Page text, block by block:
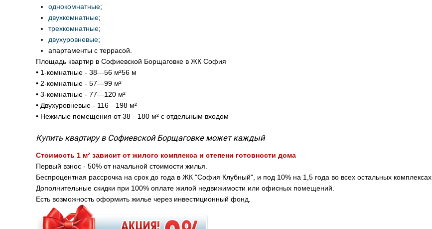
однокомнатные;
двухкомнатные;
трехкомнатные;
двухуровневые;
апартаменты с террасой.
Площадь квартир в Софиевской Борщаговке в ЖК София
• 1-комнатные - 38—56 м²56 м
• 2-комнатные - 57—99 м²
• 3-комнатные - 77—120 м²
• Двухуровневые - 116—198 м²
• Нежилые помещения от 38—180 м² с отдельным входом
Купить квартиру в Софиевской Борщаговке может каждый
Стоимость 1 м² зависит от жилого комплекса и степени готовности дома
Первый взнос - 50% от начальной стоимости жилья.
Беспроцентная рассрочка на срок до года в ЖК "София Клубный", и под 10% на 1,5 года во всех остальных комплексах.
Дополнительные скидки при 100% оплате жилой недвижимости или офисных помещений.
Есть возможность оформить жилье через инвестиционный фонд.